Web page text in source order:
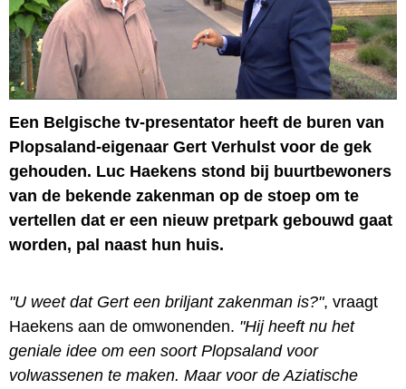
Een Belgische tv-presentator heeft de buren van
Plopsaland-eigenaar Gert Verhulst voor de gek
gehouden. Luc Haekens stond bij buurtbewoners
van de bekende zakenman op de stoep om te
vertellen dat er een nieuw pretpark gebouwd gaat
worden, pal naast hun huis.
"U weet dat Gert een briljant zakenman is?", vraagt
Haekens aan de omwonenden. "Hij heeft nu het
geniale idee om een soort Plopsaland voor
volwassenen te maken. Maar voor de Aziatische